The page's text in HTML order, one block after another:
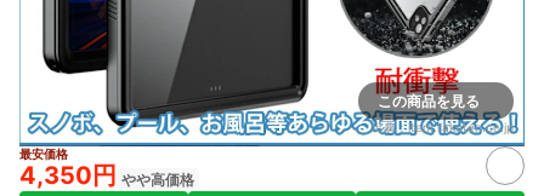
この商品を見る
出典：item.rakuten.co.jp
最安価格
4,350円 やや高価格